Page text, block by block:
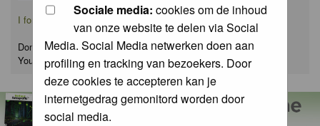
Sociale media: cookies om de inhoud
van onze website te delen via Social
Media. Social Media netwerken doen aan
profiling en tracking van bezoekers. Door
deze cookies te accepteren kan je
internetgedrag gemonitord worden door
social media.
I forgot my password
Don't have an account yet?
You canregisterfor FREE